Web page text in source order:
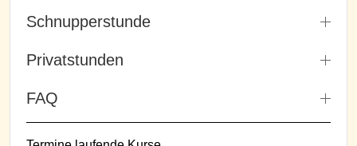
Schnupperstunde
Privatstunden
FAQ